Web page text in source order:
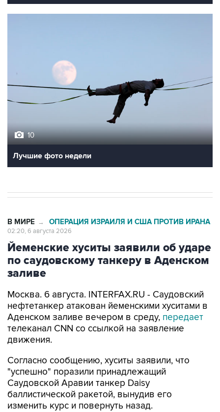
10
Лучшие фото недели
В МИРЕ → ОПЕРАЦИЯ ИЗРАИЛЯ И США ПРОТИВ ИРАНА
02:20, 6 августа 2026
Йеменские хуситы заявили об ударе
по саудовскому танкеру в Аденском
заливе
Москва. 6 августа. INTERFAX.RU - Саудовский
нефтетанкер атакован йеменскими хуситами в
Аденском заливе вечером в среду, передает
телеканал CNN со ссылкой на заявление
движения.
Согласно сообщению, хуситы заявили, что
"успешно" поразили принадлежащий
Саудовской Аравии танкер Daisy
баллистической ракетой, вынудив его
изменить курс и повернуть назад.